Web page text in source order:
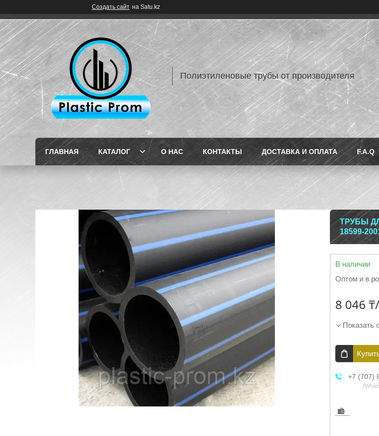
Создать сайт на Satu.kz
Полиэтиленовые трубы от производителя
ГЛАВНАЯ КАТАЛОГ О НАС КОНТАКТЫ ДОСТАВКА И ОПЛАТА F.A.Q
ТРУБЫ
18599-
В наличии
Оптом и в
8 046
Показать
+7 (707)